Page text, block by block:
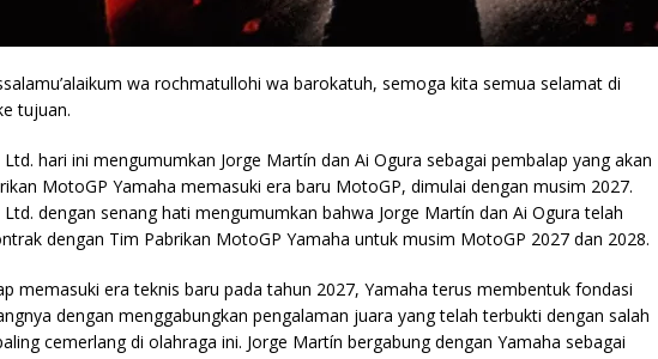
wa rochmatullohi wa barokatuh, semoga kita semua selamat di
tujuan.
hari ini mengumumkan Jorge Martín dan Ai Ogura sebagai pembalap yang akan
MotoGP Yamaha memasuki era baru MotoGP, dimulai dengan musim 2027.
dengan senang hati mengumumkan bahwa Jorge Martín dan Ai Ogura telah
dengan Tim Pabrikan MotoGP Yamaha untuk musim MotoGP 2027 dan 2028.
memasuki era teknis baru pada tahun 2027, Yamaha terus membentuk fondasi
dengan menggabungkan pengalaman juara yang telah terbukti dengan salah
cemerlang di olahraga ini. Jorge Martín bergabung dengan Yamaha sebagai